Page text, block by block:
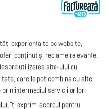
Stripe
PrestaShop
Despre noi
experiența ta pe website,
conținut și reclame relevante.
utilizarea site-ului cu
care le pot combina cu alte
intermediul serviciilor lor.
îți exprimi acordul pentru